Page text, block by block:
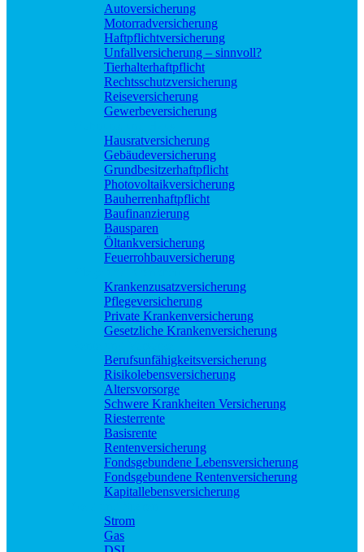
Autoversicherung
Motorradversicherung
Haftpflichtversicherung
Unfallversicherung – sinnvoll?
Tierhalterhaftpflicht
Rechtsschutzversicherung
Reiseversicherung
Gewerbeversicherung
Hausratversicherung
Gebäudeversicherung
Grundbesitzerhaftpflicht
Photovoltaikversicherung
Bauherrenhaftpflicht
Baufinanzierung
Bausparen
Öltankversicherung
Feuerrohbauversicherung
Krankenzusatzversicherung
Pflegeversicherung
Private Krankenversicherung
Gesetzliche Krankenversicherung
Berufs­unfähigkeitsversicherung
Risikolebensversicherung
Altersvorsorge
Schwere Krankheiten Versicherung
Riesterrente
Basisrente
Rentenversicherung
Fondsgebundene Lebensversicherung
Fondsgebundene Rentenversicherung
Kapitallebensversicherung
Strom
Gas